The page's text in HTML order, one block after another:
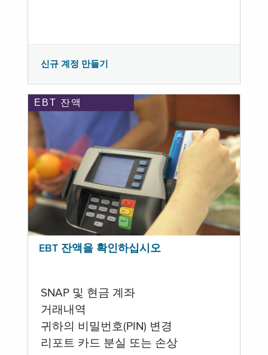
신규 계정 만들기
EBT 잔액
EBT 잔액을 확인하십시오
SNAP 및 현금 계좌
거래내역
귀하의 비밀번호(PIN) 변경
리포트 카드 분실 또는 손상